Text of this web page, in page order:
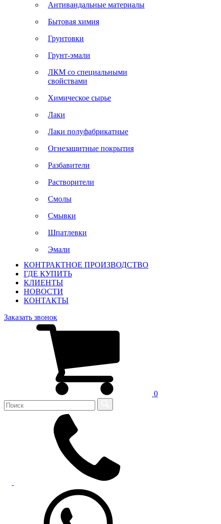
Антивандальные материалы
Бытовая химия
Грунтовки
Грунт-эмали
ЛКМ со специальными
свойствами
Химическое сырье
Лаки
Лаки полуфабрикатные
Огнезащитные покрытия
Разбавители
Растворители
Смолы
Смывки
Шпатлевки
Эмали
КОНТРАКТНОЕ ПРОИЗВОДСТВО
ГДЕ КУПИТЬ
КЛИЕНТЫ
НОВОСТИ
КОНТАКТЫ
Заказать звонок
0